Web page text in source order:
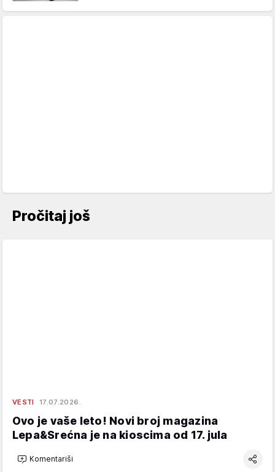
Pročitaj još
VESTI 17.07.2026.
Ovo je vaše leto! Novi broj magazina
Lepa&Srećna je na kioscima od 17. jula
Komentariši